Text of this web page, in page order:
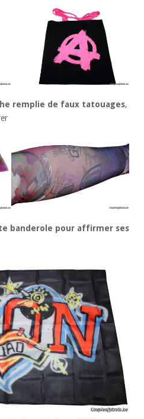
remplie de faux tatouages,
banderole pour affirmer ses